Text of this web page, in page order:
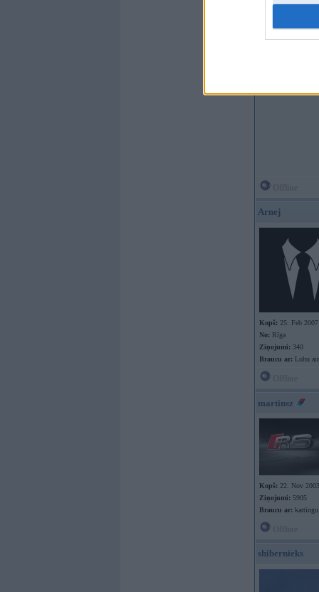
Arnej
Kopš: 25. Feb 2007
No: Rīga
Ziņojumi: 340
Braucu ar: Lohu
martinsz
Kopš: 22. Nov 2003
Ziņojumi: 5905
Braucu ar: kartingu
shibernieks